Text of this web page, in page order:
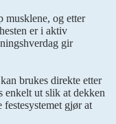
musklene, og etter
er i aktiv
gir
brukes direkte etter
enkelt ut slik at dekken
festesystemet gjør at